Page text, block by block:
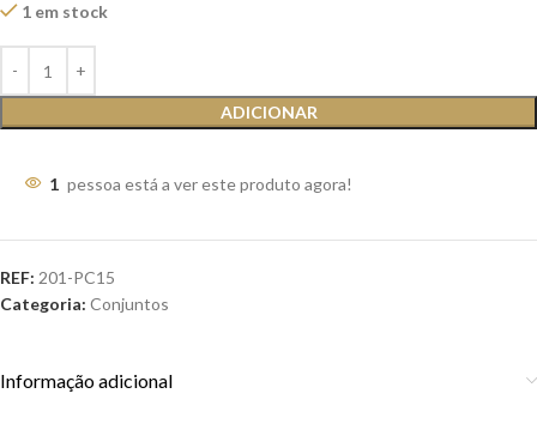
1 em stock
ADICIONAR
1 pessoa está a ver este produto agora!
REF: 201-PC15
Categoria: Conjuntos
Informação adicional